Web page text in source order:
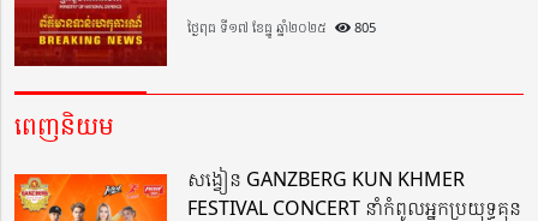
ថ្ងៃពុធ ទី១៧ ខែធ្នូ ឆ្នាំ២០២៥ 805
ពេញនិយម
សង្វៀន GANZBERG KUN KHMER
FESTIVAL CONCERT នាំកំពូលអ្នកប្រយុទ្ធគុន